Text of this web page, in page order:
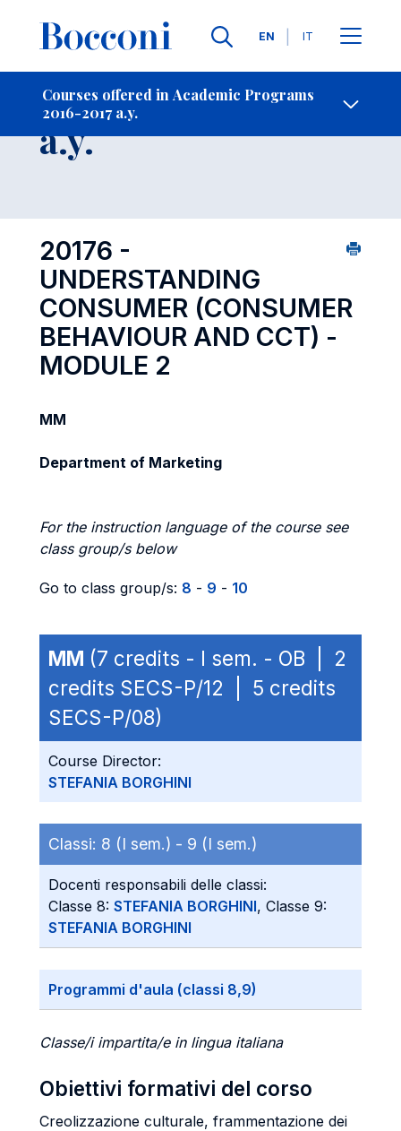
Languages
EN IT
Courses offered in Academic Programs
2016-2017 a.y.
- Contact Us
Course 2016-2017
a.y.
20176 -
UNDERSTANDING
CONSUMER (CONSUMER
BEHAVIOUR AND CCT) -
MODULE 2
MM
Department of Marketing
For the instruction language of the course see
class group/s below
Go to class group/s: 8 - 9 - 10
MM (7 credits - I sem. - OB | 2
credits SECS-P/12 | 5 credits
SECS-P/08)
Course Director:
STEFANIA BORGHINI
Classi: 8 (I sem.) - 9 (I sem.)
Docenti responsabili delle classi:
Classe 8: STEFANIA BORGHINI, Classe 9:
STEFANIA BORGHINI
Programmi d'aula (classi 8,9)
Classe/i impartita/e in lingua italiana
Obiettivi formativi del corso
Creolizzazione culturale, frammentazione dei